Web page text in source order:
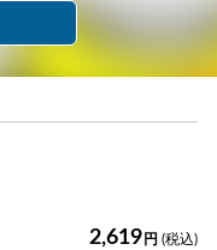
2,619 円 (税込)